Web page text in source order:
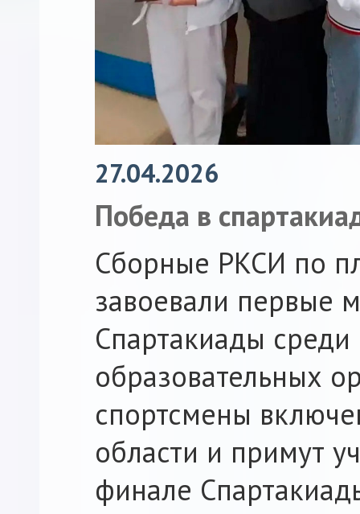
27.04.2026
Победа в
Сборные РКСИ по
завоевали первые
Спартакиады
образовательных
спортсмены
области и примут
финале